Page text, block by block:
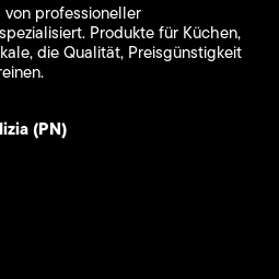
professioneller
Produkte für Küchen,
die Qualität, Preisgünstigkeit
(PN)